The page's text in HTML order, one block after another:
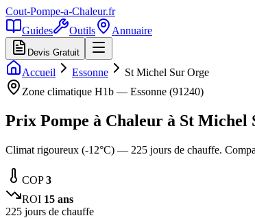
Cout-Pompe-a-Chaleur.fr
Guides
Outils Annuaire
Devis Gratuit
Accueil Essonne
St Michel Sur Orge
Zone climatique H1b — Essonne (91240)
Prix Pompe à Chaleur à St Michel
Climat rigoureux (-12°C) — 225 jours de chauffe.
COP3
ROI 15 ans
225 jours de chauffe